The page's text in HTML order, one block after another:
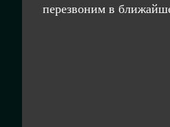
перезвоним в